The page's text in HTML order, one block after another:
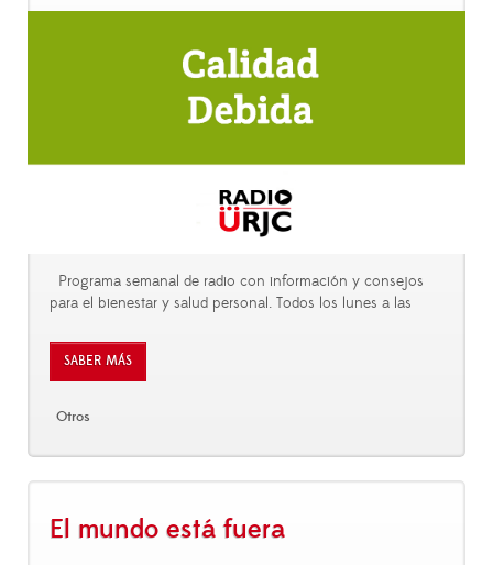
Programa semanal de radio con información y consejos
para el bienestar y salud personal. Todos los lunes a las
SABER MÁS
Otros
El mundo está fuera